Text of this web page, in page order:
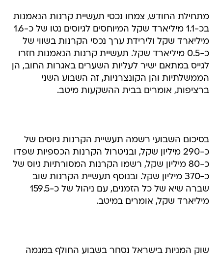
מתחילת החודש, צמחו נכסי תעשיית קרנות הנאמנות
בכ-1.1 מיליארד שקל המיוחסים לגיוסים נטו של כ-1.6
מיליארד שקל ולירידת ערך נכסי הקרנות בשווי של
כ-0.5 מיליארד שקל. תעשיית קרנות הנאמנות חזרו
לגייס במתאם ישיר לעליות השערים באגרות החוב, הן
הממשלתיות והן הקונצרניות, זה השבוע השני
ברציפות, אומרים בבית ההשקעות מיטב.
בסיכום השבועי רשמה תעשיית הקרנות גיוסים של
כ-290 מיליון שקל, ובניטרול הקרנות הכספיות שפדו
כ-80 מיליון שקל, רשמו הקרנות המסורתיות גיוס של
כ-370 מיליון שקל. ובנוסף תעשיית הקרנות שוב
שברה שיא של כל הזמנים, עם ניהול של כ-159.5
מיליארד שקל, אומרים במיטב.
שוק המניות בישראל נסחר בשבוע החולף במגמה